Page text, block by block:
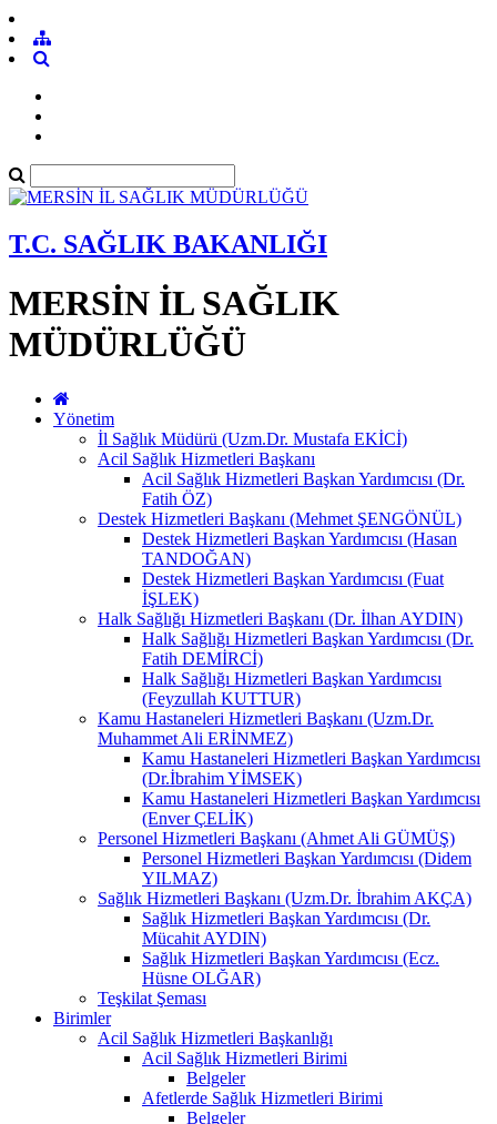
T.C. SAĞLIK BAKANLIĞI
MERSİN İL SAĞLIK
MÜDÜRLÜĞÜ
Yönetim
İl Sağlık Müdürü (Uzm.Dr. Mustafa EKİCİ)
Acil Sağlık Hizmetleri Başkanı
Acil Sağlık Hizmetleri Başkan Yardımcısı (Dr.
Fatih ÖZ)
Destek Hizmetleri Başkanı (Mehmet ŞENGÖNÜL)
Destek Hizmetleri Başkan Yardımcısı (Hasan
TANDOĞAN)
Destek Hizmetleri Başkan Yardımcısı (Fuat
İŞLEK)
Halk Sağlığı Hizmetleri Başkanı (Dr. İlhan AYDIN)
Halk Sağlığı Hizmetleri Başkan Yardımcısı (Dr.
Fatih DEMİRCİ)
Halk Sağlığı Hizmetleri Başkan Yardımcısı
(Feyzullah KUTTUR)
Kamu Hastaneleri Hizmetleri Başkanı (Uzm.Dr.
Muhammet Ali ERİNMEZ)
Kamu Hastaneleri Hizmetleri Başkan Yardımcısı
(Dr.İbrahim YİMSEK)
Kamu Hastaneleri Hizmetleri Başkan Yardımcısı
(Enver ÇELİK)
Personel Hizmetleri Başkanı (Ahmet Ali GÜMÜŞ)
Personel Hizmetleri Başkan Yardımcısı (Didem
YILMAZ)
Sağlık Hizmetleri Başkanı (Uzm.Dr. İbrahim AKÇA)
Sağlık Hizmetleri Başkan Yardımcısı (Dr.
Mücahit AYDIN)
Sağlık Hizmetleri Başkan Yardımcısı (Ecz.
Hüsne OLĞAR)
Teşkilat Şeması
Birimler
Acil Sağlık Hizmetleri Başkanlığı
Acil Sağlık Hizmetleri Birimi
Belgeler
Afetlerde Sağlık Hizmetleri Birimi
Belgeler